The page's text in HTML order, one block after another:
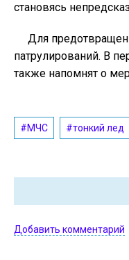
становясь
Для
патрулирований. В
также напомнят о
#МЧС #тонкий лед
Добавить комментарий